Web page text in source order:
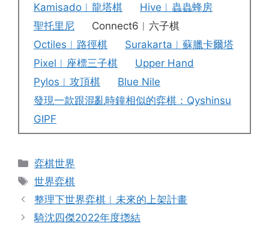
Kamisado︱龍塔棋
Hive︱蟲蟲蜂房
聖托里尼
Connect6︱六子棋
Octiles︱路徑棋
Surakarta︱蘇臘卡爾塔
Pixel︱座標三子棋
Upper Hand
Pylos︱攻頂棋
Blue Nile
發現一款跟混亂時鐘相似的弈棋：Qyshinsu
GIPF
Categories
弈棋世界
Tags
世界弈棋
整理下世界弈棋︱未來的上架計畫
騎沈四傑2022年度揔結